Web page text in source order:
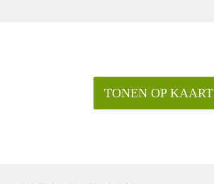
TONEN OP KAART